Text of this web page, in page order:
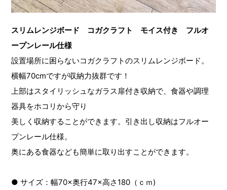
スリムレンジボード コガクラフト モイス付き フルオ
ープンレール仕様
設置場所に困らないコガクラフトのスリムレンジボード。
横幅70cmですが収納力抜群です！
上部はスタイリッシュなガラス扉付き収納で、食器や調理
器具をホコリから守り
美しく収納することができます。引き出し収納はフルオー
プンレール仕様。
奥にある食器なども簡単に取り出すことができます。
● サイズ：幅70×奥行47×高さ180（ｃｍ)